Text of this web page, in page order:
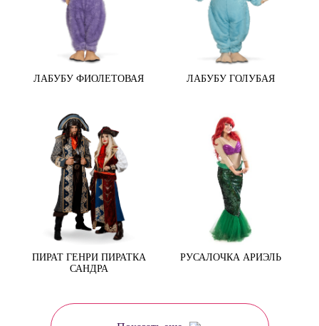
ЛАБУБУ ФИОЛЕТОВАЯ ЛАБУБУ ГОЛУБАЯ
ПИРАТ ГЕНРИ ПИРАТКА
САНДРА
РУСАЛОЧКА АРИЭЛЬ